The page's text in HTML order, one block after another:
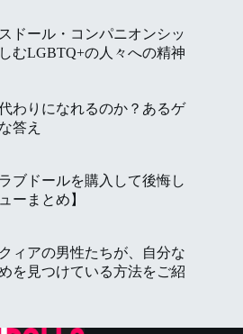
ドール・コンパニオンシッ
むLGBTQ+の人々への精神
わりになれるのか？あるゲ
答え
ブドールを購入して後悔し
ーまとめ】
ィアの男性たちが、自分な
を見つけている方法をご紹